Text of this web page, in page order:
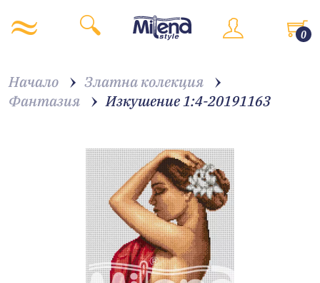
0
Начало
Златна колекция
Фантазия
Изкушение 1:4-20191163